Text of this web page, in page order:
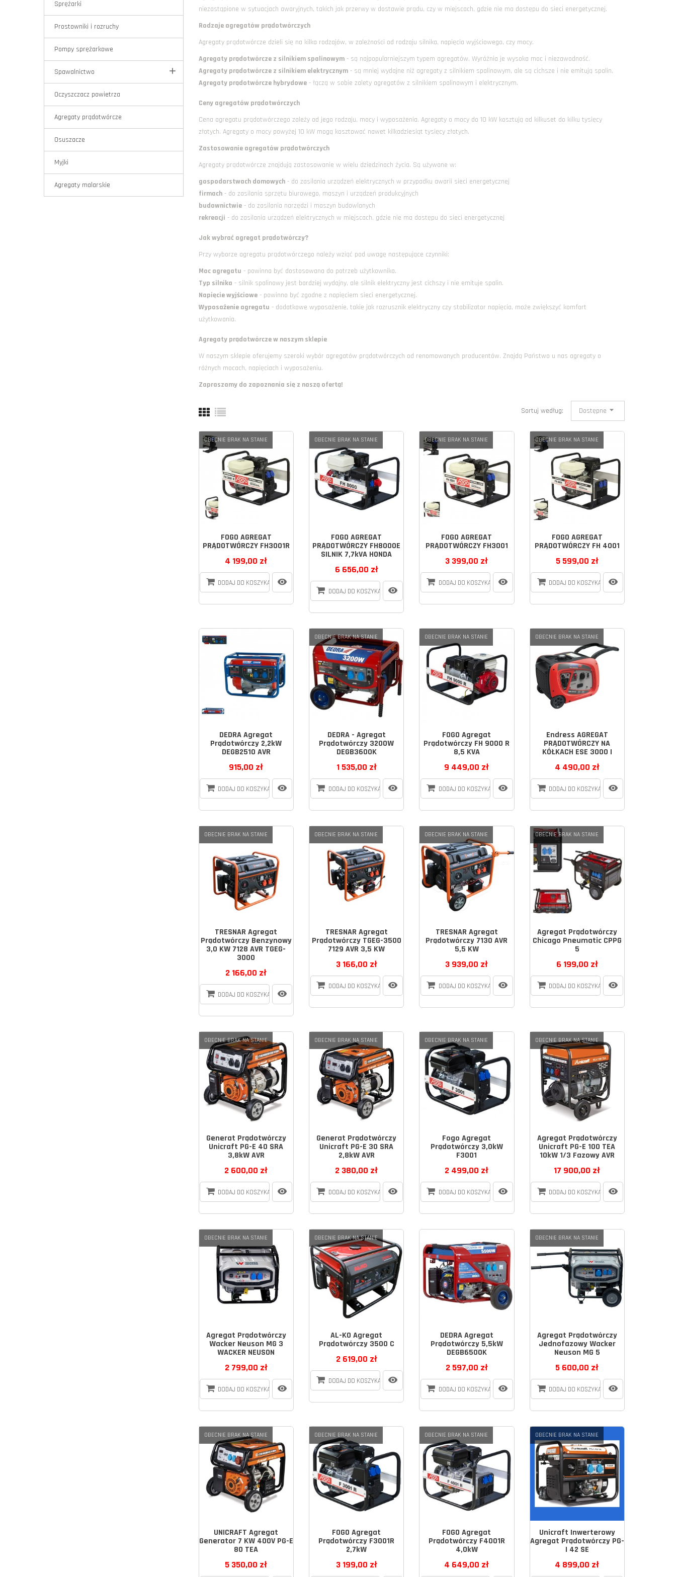
Sprężarki
Prostowniki i rozruchy
Pompy sprężarkowe
Spawalnictwo
Oczyszczacz powietrza
Agregaty prądotwórcze
Osuszacze
Myjki
Agregaty malarskie
niezastąpione w sytuacjach awaryjnych, takich jak przerwy w dostawie prądu, czy w miejscach, gdzie nie ma dostępu do sieci energetycznej.
Rodzaje agregatów prądotwórczych
Agregaty prądotwórcze dzieli się na kilka rodzajów, w zależności od rodzaju silnika, napięcia wyjściowego, czy mocy.
Agregaty prądotwórcze z silnikiem spalinowym- są najpopularniejszym typem agregatów. Wyróżnia je wysoka moc i niezawodność.
Agregaty prądotwórcze z silnikiem elektrycznym- są mniej wydajne niż agregaty z silnikiem spalinowym, ale są cichsze i nie emitują spalin.
Agregaty prądotwórcze hybrydowe- łączą w sobie zalety agregatów z silnikiem spalinowym i elektrycznym.
Ceny agregatów prądotwórczych
Cena agregatu prądotwórczego zależy od jego rodzaju, mocy i wyposażenia. Agregaty o mocy do 10 kW kosztują od kilkuset do kilku tysięcy
złotych. Agregaty o mocy powyżej 10 kW mogą kosztować nawet kilkadziesiąt tysięcy złotych.
Zastosowanie agregatów prądotwórczych
Agregaty prądotwórcze znajdują zastosowanie w wielu dziedzinach życia. Są używane w:
gospodarstwach domowych- do zasilania urządzeń elektrycznych w przypadku awarii sieci energetycznej
firmach- do zasilania sprzętu biurowego, maszyn i urządzeń produkcyjnych
budownictwie- do zasilania narzędzi i maszyn budowlanych
rekreacji - do zasilania urządzeń elektrycznych w miejscach, gdzie nie ma dostępu do sieci energetycznej
Jak wybrać agregat prądotwórczy?
Przy wyborze agregatu prądotwórczego należy wziąć pod uwagę następujące czynniki:
Moc agregatu - powinna być dostosowana do potrzeb użytkownika.
Typ silnika - silnik spalinowy jest bardziej wydajny, ale silnik elektryczny jest cichszy i nie emituje spalin.
Napięcie wyjściowe- powinno być zgodne z napięciem sieci energetycznej.
Wyposażenie agregatu - dodatkowe wyposażenie, takie jak rozrusznik elektryczny czy stabilizator napięcia, może zwiększyć komfort
użytkowania.
Agregaty prądotwórcze w naszym sklepie
W naszym sklepie oferujemy szeroki wybór agregatów prądotwórczych od renomowanych producentów. Znajdą Państwo u nas agregaty o
różnych mocach, napięciach i wyposażeniu.
Zapraszamy do zapoznania się z naszą ofertą!
Sortuj według: Dostępne
FOGO AGREGAT
PRĄDOTWÓRCZY FH3001R
4 199,00 zł
DODAJ DO KOSZYKA
OBECNIE BRAK NA STANIE
FOGO AGREGAT
PRĄDOTWÓRCZY FH8000E
SILNIK 7,7kVA HONDA
6 656,00 zł
DODAJ DO KOSZYKA
OBECNIE BRAK NA STANIE
FOGO AGREGAT
PRĄDOTWÓRCZY FH3001
3 399,00 zł
DODAJ DO KOSZYKA
OBECNIE BRAK NA STANIE
FOGO AGREGAT
PRĄDOTWÓRCZY FH 4001
5 599,00 zł
DODAJ DO KOSZYKA
OBECNIE BRAK NA STANIE
DEDRA Agregat
Prądotwórczy 2,2kW
DEGB2510 AVR
915,00 zł
DODAJ DO KOSZYKA
DEDRA - Agregat
Prądotwórczy 3200W
DEGB3600K
1 535,00 zł
DODAJ DO KOSZYKA
OBECNIE BRAK NA STANIE
FOGO Agregat
Prądotwórczy FH 9000 R
8,5 KVA
9 449,00 zł
DODAJ DO KOSZYKA
OBECNIE BRAK NA STANIE
Endress AGREGAT
PRĄDOTWÓRCZY NA
KÓŁKACH ESE 3000 I
4 490,00 zł
DODAJ DO KOSZYKA
OBECNIE BRAK NA STANIE
TRESNAR Agregat
Prądotwórczy Benzynowy
3,0 KW 7128 AVR TGEG-
3000
2 166,00 zł
DODAJ DO KOSZYKA
OBECNIE BRAK NA STANIE
TRESNAR Agregat
Prądotwórczy TGEG-3500
7129 AVR 3,5 KW
3 166,00 zł
DODAJ DO KOSZYKA
OBECNIE BRAK NA STANIE
TRESNAR Agregat
Prądotwórczy 7130 AVR
5,5 KW
3 939,00 zł
DODAJ DO KOSZYKA
OBECNIE BRAK NA STANIE
Agregat Prądotwórczy
Chicago Pneumatic CPPG
5
6 199,00 zł
DODAJ DO KOSZYKA
OBECNIE BRAK NA STANIE
Generat Prądotwórczy
Unicraft PG-E 40 SRA
3,8kW AVR
2 600,00 zł
DODAJ DO KOSZYKA
OBECNIE BRAK NA STANIE
Generat Prądotwórczy
Unicraft PG-E 30 SRA
2,8kW AVR
2 380,00 zł
DODAJ DO KOSZYKA
OBECNIE BRAK NA STANIE
Fogo Agregat
Prądotwórczy 3,0kW
F3001
2 499,00 zł
DODAJ DO KOSZYKA
OBECNIE BRAK NA STANIE
Agregat Prądotwórczy
Unicraft PG-E 100 TEA
10kW 1/3 Fazowy AVR
17 900,00 zł
DODAJ DO KOSZYKA
OBECNIE BRAK NA STANIE
Agregat Prądotwórczy
Wacker Neuson MG 3
WACKER NEUSON
2 799,00 zł
DODAJ DO KOSZYKA
OBECNIE BRAK NA STANIE
AL-KO Agregat
Prądotwórczy 3500 C
2 619,00 zł
DODAJ DO KOSZYKA
OBECNIE BRAK NA STANIE
DEDRA Agregat
Prądotwórczy 5,5kW
DEGB6500K
2 597,00 zł
DODAJ DO KOSZYKA
Agregat Prądotwórczy
Jednofazowy Wacker
Neuson MG 5
5 600,00 zł
DODAJ DO KOSZYKA
OBECNIE BRAK NA STANIE
UNICRAFT Agregat
Generator 7 KW 400V PG-E
80 TEA
5 350,00 zł
OBECNIE BRAK NA STANIE
FOGO Agregat
Prądotwórczy F3001R
2,7kW
3 199,00 zł
OBECNIE BRAK NA STANIE
FOGO Agregat
Prądotwórczy F4001R
4,0kW
4 649,00 zł
OBECNIE BRAK NA STANIE
Unicraft Inwerterowy
Agregat Prądotwórczy PG-
I 42 SE
4 899,00 zł
OBECNIE BRAK NA STANIE